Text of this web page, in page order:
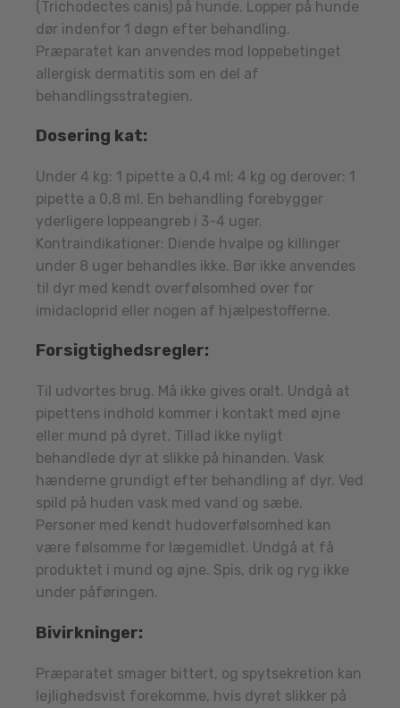
(Trichodectes canis) på hunde. Lopper på hunde
dør indenfor 1 døgn efter behandling.
Præparatet kan anvendes mod loppebetinget
allergisk dermatitis som en del af
behandlingsstrategien.
Dosering kat:
Under 4 kg: 1 pipette a 0,4 ml; 4 kg og derover: 1
pipette a 0,8 ml. En behandling forebygger
yderligere loppeangreb i 3-4 uger.
Kontraindikationer: Diende hvalpe og killinger
under 8 uger behandles ikke. Bør ikke anvendes
til dyr med kendt overfølsomhed over for
imidacloprid eller nogen af hjælpestofferne.
Forsigtighedsregler:
Til udvortes brug. Må ikke gives oralt. Undgå at
pipettens indhold kommer i kontakt med øjne
eller mund på dyret. Tillad ikke nyligt
behandlede dyr at slikke på hinanden. Vask
hænderne grundigt efter behandling af dyr. Ved
spild på huden vask med vand og sæbe.
Personer med kendt hudoverfølsomhed kan
være følsomme for lægemidlet. Undgå at få
produktet i mund og øjne. Spis, drik og ryg ikke
under påføringen.
Bivirkninger:
Præparatet smager bittert, og spytsekretion kan
lejlighedsvist forekomme, hvis dyret slikker på